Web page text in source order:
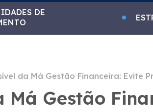
DE
da Má Gestão Financeira: Evite
Gestão